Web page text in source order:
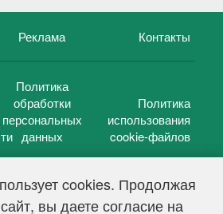
cookies. Продолжая
вы даете согласие на
Реклама Контакты
Политика
обработки
персональных
данных
Политика
использования
cookie-файлов